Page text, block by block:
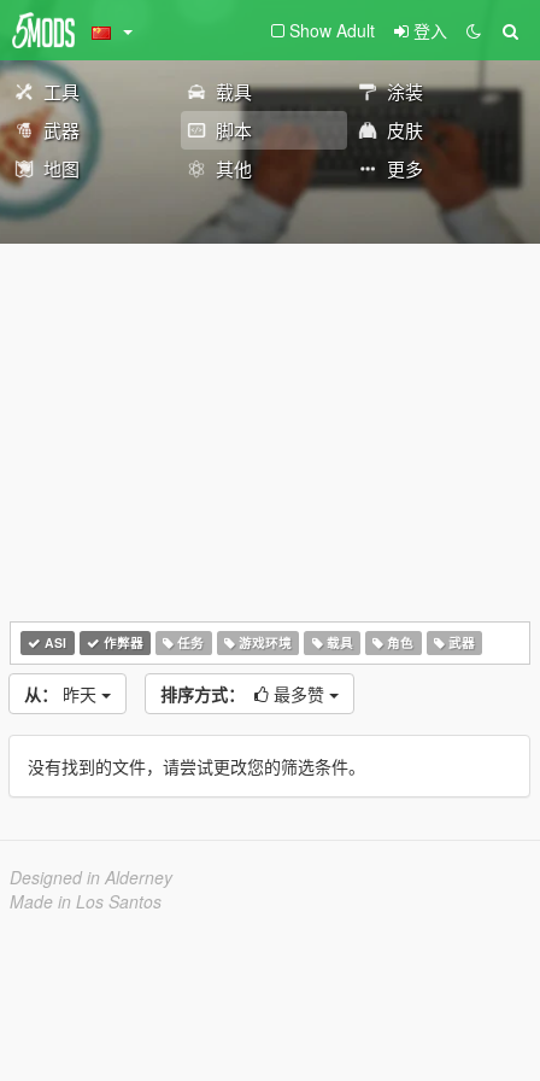
Show Adult 登入
工具 载具
涂装
武器
脚本
皮肤
地图
其他 更多
ASI 作弊器 任务 游戏环境 载具 角色 武器
从： 昨天 排序方式： 最多赞
没有找到的文件，请尝试更改您的筛选条件。
Designed in Alderney
Made in Los Santos